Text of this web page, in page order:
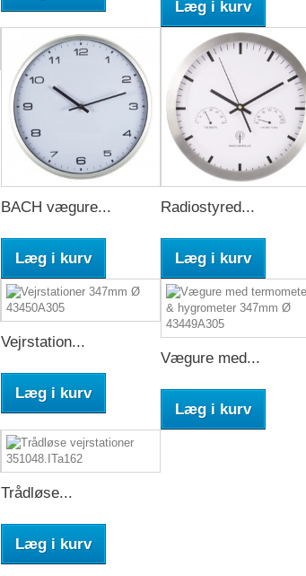
Læg i kurv
BACH vægure...
Læg i kurv
Radiostyred...
Læg i kurv
Vejrstation...
Læg i kurv
Vægure med...
Læg i kurv
Trådløse...
Læg i kurv